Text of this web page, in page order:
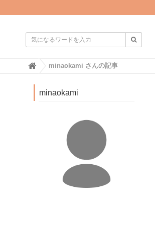
H
minaokami さんの記事
minaokami